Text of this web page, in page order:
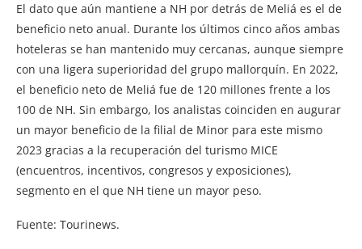
El dato que aún mantiene a NH por detrás de Meliá es el de
beneficio neto anual. Durante los últimos cinco años ambas
hoteleras se han mantenido muy cercanas, aunque siempre
con una ligera superioridad del grupo mallorquín. En 2022,
el beneficio neto de Meliá fue de 120 millones frente a los
100 de NH. Sin embargo, los analistas coinciden en augurar
un mayor beneficio de la filial de Minor para este mismo
2023 gracias a la recuperación del turismo MICE
(encuentros, incentivos, congresos y exposiciones),
segmento en el que NH tiene un mayor peso.
Fuente: Tourinews.